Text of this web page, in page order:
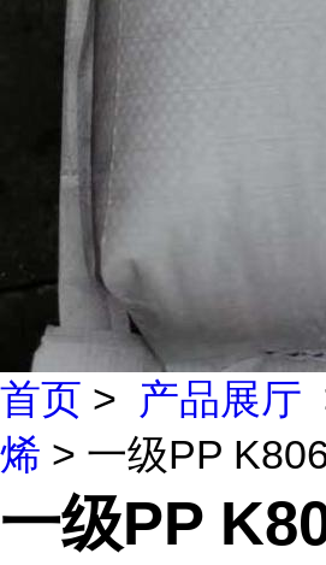
首页 > 产品展厅
烯 > 一级PP
一级PP